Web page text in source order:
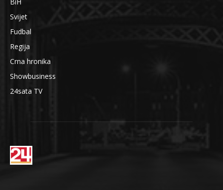
Svijet
Fudbal
Regija
Crna hronika
Showbusiness
24sata TV